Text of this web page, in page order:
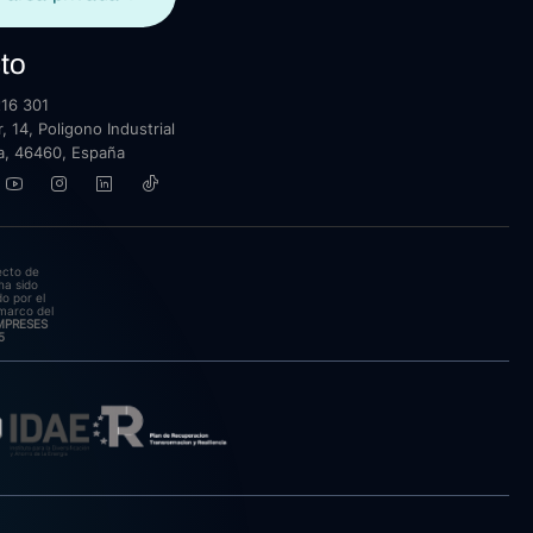
301
14, Poligono Industrial
46460, España
de
sido
por el
del